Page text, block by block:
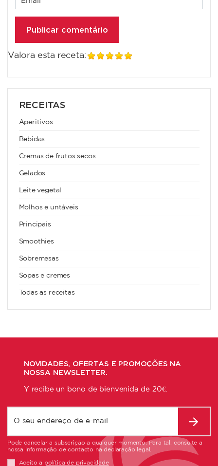
Valora esta receta:
RECEITAS
Aperitivos
Bebidas
Cremas de frutos secos
Gelados
Leite vegetal
Molhos e untáveis
Principais
Smoothies
Sobremesas
Sopas e cremes
Todas as receitas
NOVIDADES, OFERTAS E PROMOÇÕES NA
NOSSA NEWSLETTER.
Y recibe un bono de bienvenida de 20€.
Pode cancelar a subscrição a qualquer momento. Para tal, consulte a
nossa informação de contacto na declaração legal.
Aceito a política de privacidade